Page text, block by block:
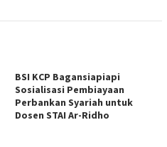
BSI KCP Bagansiapiapi
Sosialisasi Pembiayaan
Perbankan Syariah untuk
Dosen STAI Ar-Ridho